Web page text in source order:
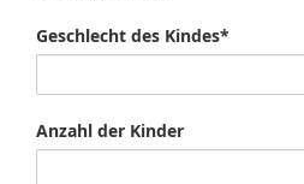
Geschlecht des Kindes*
Anzahl der Kinder